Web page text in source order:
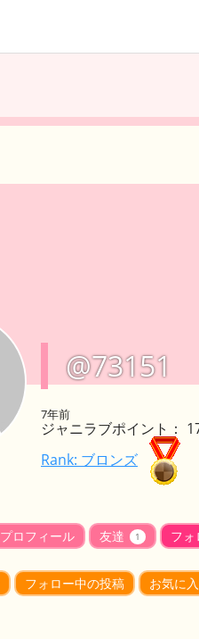
@73151
7年前
ジャニラブポイント：
Rank: ブロンズ
プロフィール 友達 1 フォ
フォロー中の投稿 お気に